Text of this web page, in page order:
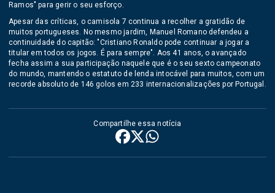
Ramos" para gerir o seu esforço.
Apesar das críticas, o camisola 7 continua a recolher a gratidão de
muitos portugueses. No mesmo jardim, Manuel Romano defendeu a
continuidade do capitão: "Cristiano Ronaldo pode continuar a jogar a
titular em todos os jogos. É para sempre". Aos 41 anos, o avançado
fecha assim a sua participação naquele que é o seu sexto campeonato
do mundo, mantendo o estatuto de lenda intocável para muitos, com um
recorde absoluto de 146 golos em 233 internacionalizações por Portugal.
Compartilhe essa notícia